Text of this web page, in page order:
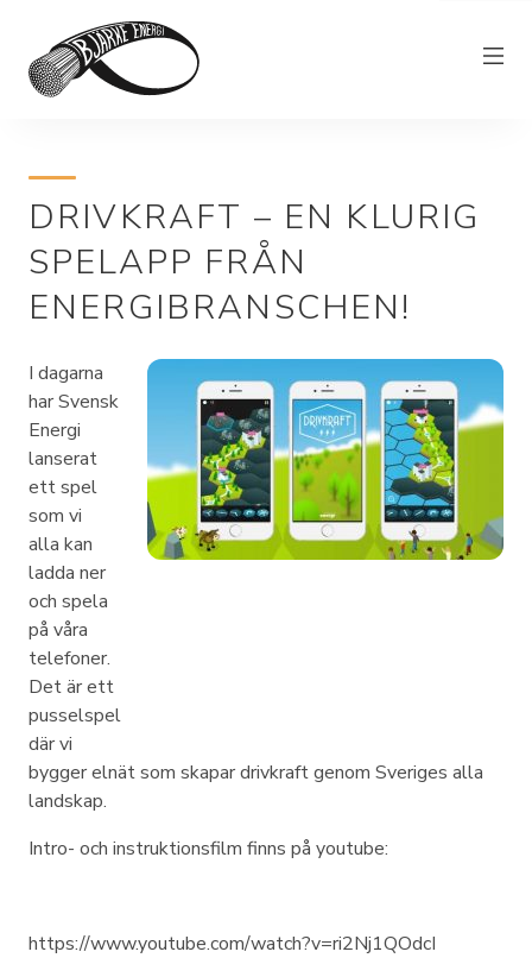
Elhandel
Bjärkefiber
Övrig verksamhet
Om Bjärke Energi
Kundservice
Elproducent
DRIVKRAFT – EN KLURIG
SPELAPP FRÅN
ENERGIBRANSCHEN!
I dagarna
har Svensk
Energi
lanserat
ett spel
som vi
alla kan
ladda ner
och spela
på våra
telefoner.
Det är ett
pusselspel
där vi
bygger elnät som skapar drivkraft genom Sveriges alla
landskap.
Intro- och instruktionsfilm finns på youtube:
https://www.youtube.com/watch?v=ri2Nj1QOdcI